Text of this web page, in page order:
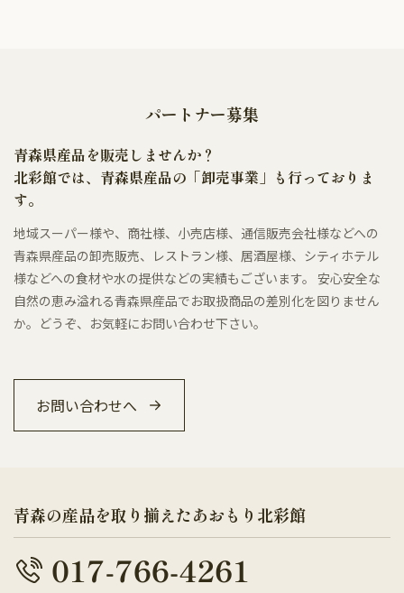
パートナー募集
青森県産品を販売しませんか？
北彩館では、青森県産品の「卸売事業」も行っておりま
す。
地域スーパー様や、商社様、小売店様、通信販売会社様などへの
青森県産品の卸売販売、レストラン様、居酒屋様、シティホテル
様などへの食材や水の提供などの実績もございます。 安心安全な
自然の恵み溢れる青森県産品でお取扱商品の差別化を図りません
か。どうぞ、お気軽にお問い合わせ下さい。
お問い合わせへ
青森の産品を取り揃えたあおもり北彩館